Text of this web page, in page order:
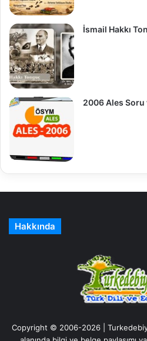
İsmail Hakkı
2006 Ales Soru
Hakkında
Copyright © 2006-2026 |